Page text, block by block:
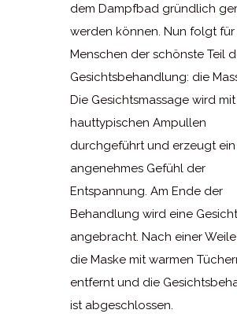
dem Dampfbad gründlich
werden können. Nun folgt für
Menschen der schönste Teil
Gesichtsbehandlung: die
Die Gesichtsmassage wird mit
hauttypischen Ampullen
durchgeführt und erzeugt ein
angenehmes Gefühl der
Entspannung. Am Ende der
Behandlung wird eine
angebracht. Nach einer
die Maske mit warmen
entfernt und die
ist abgeschlossen.